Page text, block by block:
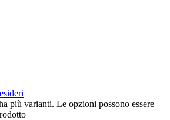
più varianti. Le opzioni possono essere